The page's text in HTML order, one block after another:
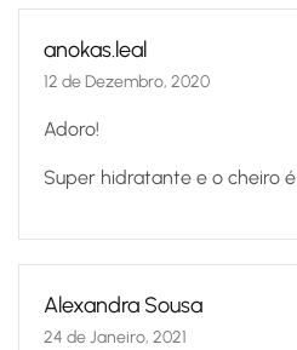
anokas.leal
12 de Dezembro, 2020
Adoro!
Super hidratante e o cheiro é
Alexandra Sousa
24 de Janeiro, 2021